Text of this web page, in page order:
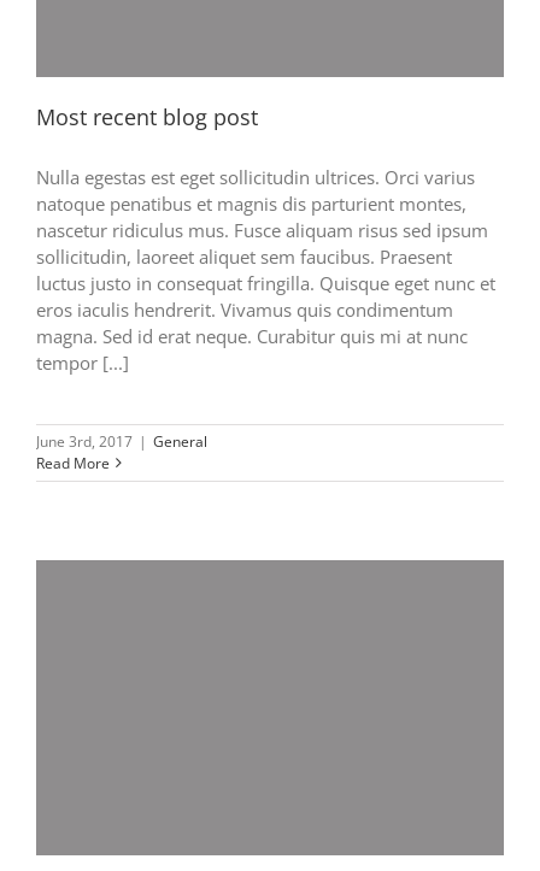
Most recent blog post
Nulla egestas est eget sollicitudin ultrices. Orci varius
natoque penatibus et magnis dis parturient montes,
nascetur ridiculus mus. Fusce aliquam risus sed ipsum
sollicitudin, laoreet aliquet sem faucibus. Praesent
luctus justo in consequat fringilla. Quisque eget nunc et
eros iaculis hendrerit. Vivamus quis condimentum
magna. Sed id erat neque. Curabitur quis mi at nunc
tempor [...]
June 3rd, 2017 | General
Read More